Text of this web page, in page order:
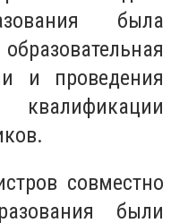
была
и проведения
совместно
были